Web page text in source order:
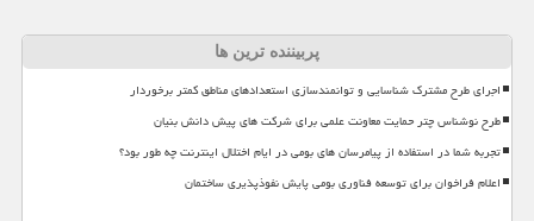
پربیننده ترین ها
اجرای طرح مشترک شناسایی و توانمندسازی استعدادهای مناطق کمتر برخوردار
طرح نوشناس چتر حمایت معاونت علمی برای شرکت های پیش دانش بنیان
تجربه شما در استفاده از پیامرسان های بومی در ایام اختلال اینترنت چه طور بود؟
اعلام فراخوان برای توسعه فناوری بومی پایش نفوذپذیری ساختمان